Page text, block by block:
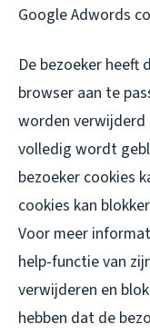
Google Adwords
De bezoeker
browser aan te
worden verwijderd
volledig wordt
bezoeker cookies
cookies kan
Voor meer
help-functie van
verwijderen en
hebben dat de